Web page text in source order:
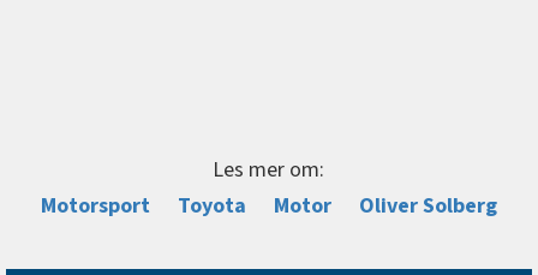
Les mer om:
Motorsport
Toyota Motor Oliver Solberg